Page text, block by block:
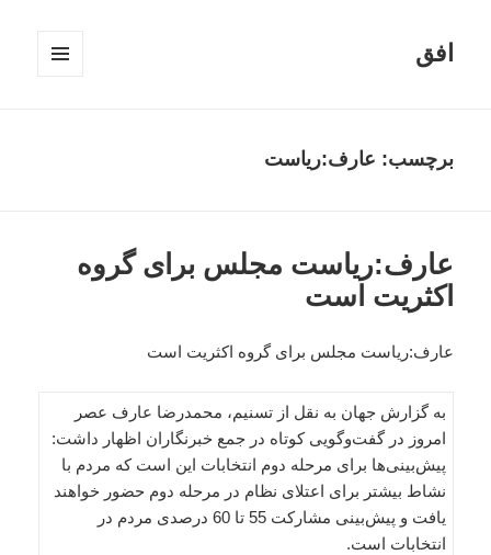
افق
برچسب: عارف:ریاست
عارف:ریاست مجلس برای گروه‌
اکثریت است
عارف:ریاست مجلس برای گروه‌ اکثریت است
به گزارش جهان به نقل از تسنیم، محمدرضا عارف عصر
امروز در گفت‌وگویی کوتاه در جمع خبرنگاران اظهار داشت:
پیش‌بینی‌ها برای مرحله دوم انتخابات این است که مردم با
نشاط بیشتر برای اعتلای نظام در مرحله دوم حضور خواهند
یافت و پیش‌بینی مشارکت 55 تا 60 درصدی مردم در
انتخابات است.